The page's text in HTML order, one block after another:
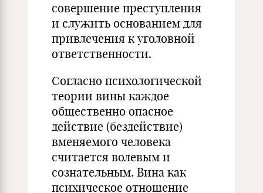
совершение преступления
и служить основанием для
привлечения к уголовной
ответственности.
Согласно психологической
теории вины каждое
общественно опасное
действие (бездействие)
вменяемого человека
считается волевым и
сознательным. Вина как
психическое отношение